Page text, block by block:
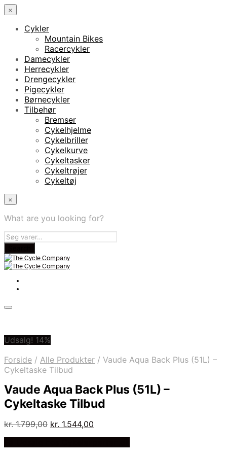
×
Cykler
Mountain Bikes
Racercykler
Damecykler
Herrecykler
Drengecykler
Pigecykler
Børnecykler
Tilbehør
Bremser
Cykelhjelme
Cykelbriller
Cykelkurve
Cykeltasker
Cykeltrøjer
Cykeltøj
×
What are you looking for?
Udsalg! 14%
Forside / Alle Produkter / Vaude Aqua Back Plus (51L) –
Cykeltaske Tilbud
Vaude Aqua Back Plus (51L) –
Cykeltaske Tilbud
kr.1.799,00 Den
kr. 1.544,00